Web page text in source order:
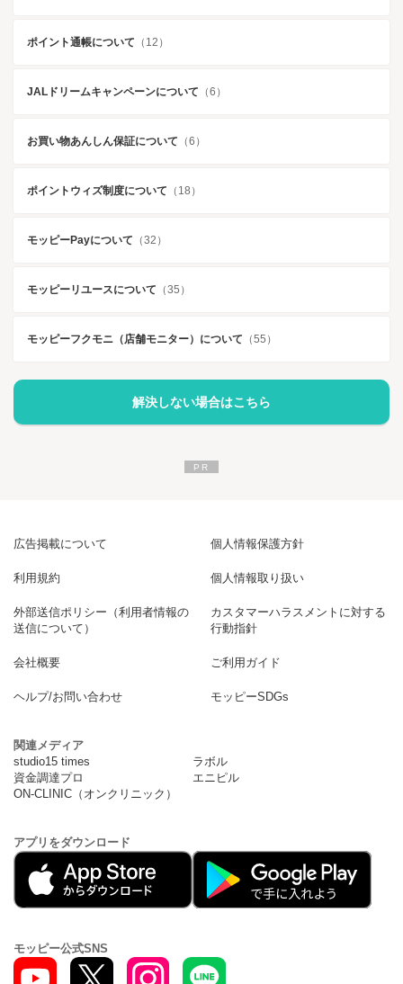
ポイント通帳について （12）
JALドリームキャンペーンについて （6）
お買い物あんしん保証について （6）
ポイントウィズ制度について （18）
モッピーPayについて （32）
モッピーリユースについて （35）
モッピーフクモニ（店舗モニター）について （55）
解決しない場合はこちら
広告掲載について 個人情報保護方針
利用規約 個人情報取り扱い
外部送信ポリシー（利用者情報の
送信について）
カスタマーハラスメントに対する
行動指針
会社概要 ご利用ガイド
ヘルプ/お問い合わせ モッピーSDGs
関連メディア
studio15 times
ラボル
資金調達プロ
エニピル
ON-CLINIC（オンクリニック）
アプリをダウンロード
モッピー公式SNS